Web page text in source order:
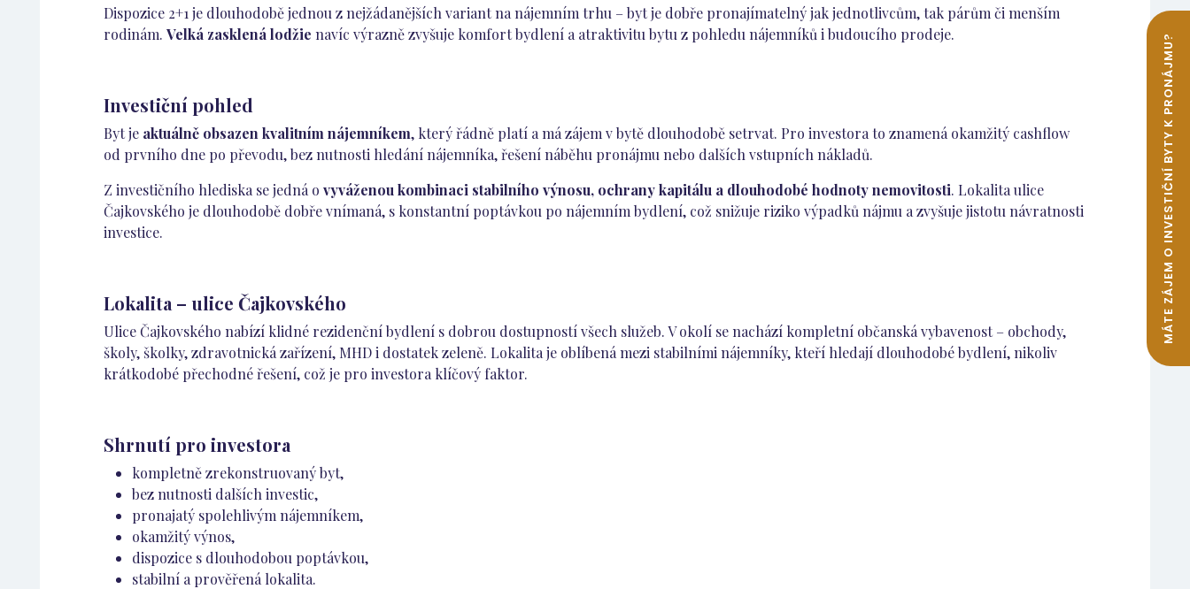
Dispozice 2+1 je dlouhodobě jednou z nejžádanějších variant na nájemním trhu – byt je dobře pronajímatelný jak jednotlivcům, tak párům či menším
rodinám. Velká zasklená lodžie navíc výrazně zvyšuje komfort bydlení a atraktivitu bytu z pohledu nájemníků i budoucího prodeje.
Investiční pohled
Byt je aktuálně obsazen kvalitním nájemníkem, který řádně platí a má zájem v bytě dlouhodobě setrvat. Pro investora to znamená okamžitý cashflow
od prvního dne po převodu, bez nutnosti hledání nájemníka, řešení náběhu pronájmu nebo dalších vstupních nákladů.
Z investičního hlediska se jedná o vyváženou kombinaci stabilního výnosu, ochrany kapitálu a dlouhodobé hodnoty nemovitosti. Lokalita ulice
Čajkovského je dlouhodobě dobře vnímaná, s konstantní poptávkou po nájemním bydlení, což snižuje riziko výpadků nájmu a zvyšuje jistotu návratnosti
investice.
Lokalita – ulice Čajkovského
Ulice Čajkovského nabízí klidné rezidenční bydlení s dobrou dostupností všech služeb. V okolí se nachází kompletní občanská vybavenost – obchody,
školy, školky, zdravotnická zařízení, MHD i dostatek zeleně. Lokalita je oblíbená mezi stabilními nájemníky, kteří hledají dlouhodobé bydlení, nikoliv
krátkodobé přechodné řešení, což je pro investora klíčový faktor.
Shrnutí pro investora
kompletně zrekonstruovaný byt,
bez nutnosti dalších investic,
pronajatý spolehlivým nájemníkem,
okamžitý výnos,
dispozice s dlouhodobou poptávkou,
stabilní a prověřená lokalita.
MÁTE ZÁJEM O INVESTIČNÍ BYTY K PRONÁJMU?